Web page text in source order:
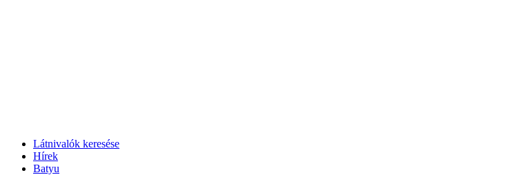
Látnivalók keresése
Hírek
Batyu